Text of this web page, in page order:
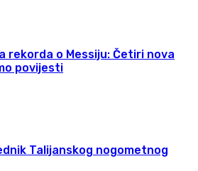
rekorda o Messiju: Četiri nova
povijesti
Talijanskog nogometnog